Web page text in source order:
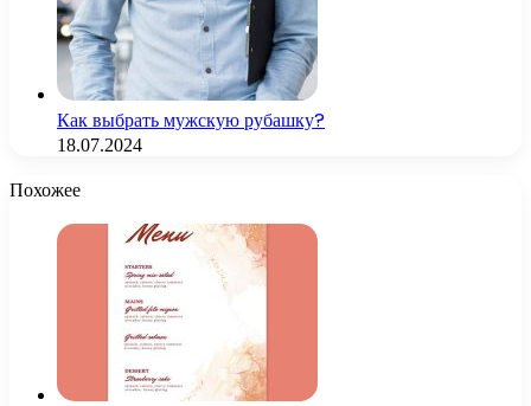
Как выбрать мужскую рубашку?
18.07.2024
Похожее